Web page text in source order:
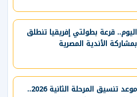
اليوم.. قرعة بطولتي إفريقيا تنطلق
بمشاركة الأندية المصرية
موعد تنسيق المرحلة الثانية 2026..